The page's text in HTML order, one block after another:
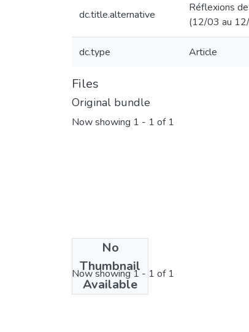
dc.title.alternative
Réflexions
(12/03 au
dc.type Article
Files
Original bundle
Now showing 1 - 1 of 1
No
Thumbnail
Available
License bundle
Now showing1 - 1 of 1